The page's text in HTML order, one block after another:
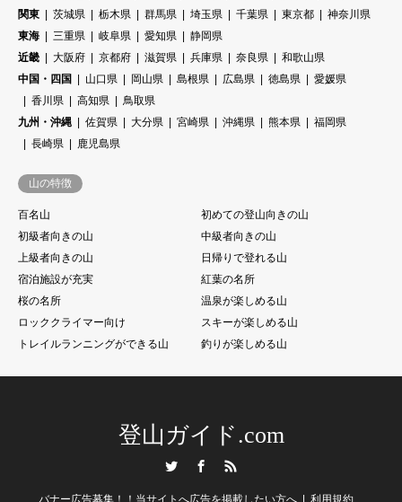
関東
茨城県 栃木県 群馬県 埼玉県 千葉県 東京都
神奈川県
東海
三重県 岐阜県 愛知県
静岡県
近畿
大阪府 京都府 滋賀県 兵庫県 奈良県
和歌山県
中国・四国
山口県 岡山県 島根県 広島県 徳島県
愛媛県
香川県
高知県
鳥取県
九州・沖縄
佐賀県 大分県 宮崎県 沖縄県 熊本県
福岡県
長崎県
鹿児島県
山の特徴
百名山
初めての登山向きの山
初級者向きの山
中級者向きの山
上級者向きの山
日帰りで登れる山
宿泊施設が充実
紅葉の名所
桜の名所
温泉が楽しめる山
ロッククライマー向け
スキーが楽しめる山
トレイルランニングができる山
釣りが楽しめる山
登山ガイド.com
バナー広告募集！！当サイトへ広告を掲載したい方へ 利用規約